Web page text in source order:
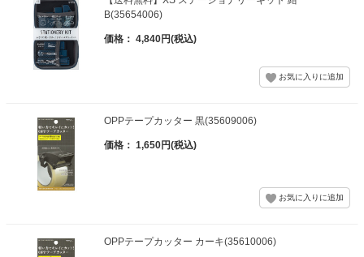
B(35654006)
価格： 4,840円(税込)
OPPテープカッター 黒(35609006)
価格： 1,650円(税込)
OPPテープカッター カーキ(35610006)